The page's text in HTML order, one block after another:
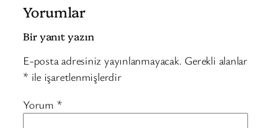
Yorumlar
Bir yanıt yazın
E-posta adresiniz yayınlanmayacak. Gerekli alanlar
* ile işaretlenmişlerdir
Yorum *